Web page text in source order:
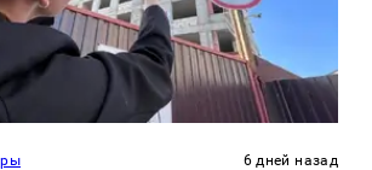
6 дней назад